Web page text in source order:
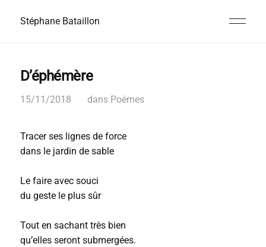
Stéphane Bataillon
D’éphémère
15/11/2018 dans Poèmes
Tracer ses lignes de force
dans le jardin de sable
Le faire avec souci
du geste le plus sûr
Tout en sachant très bien
qu’elles seront submergées.